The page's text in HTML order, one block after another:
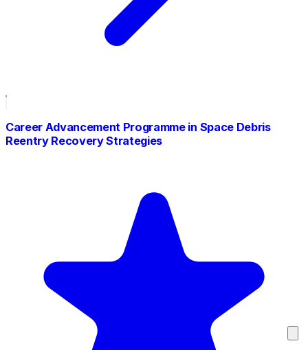
Career Advancement Programme in Space Debris
Reentry Recovery Strategies